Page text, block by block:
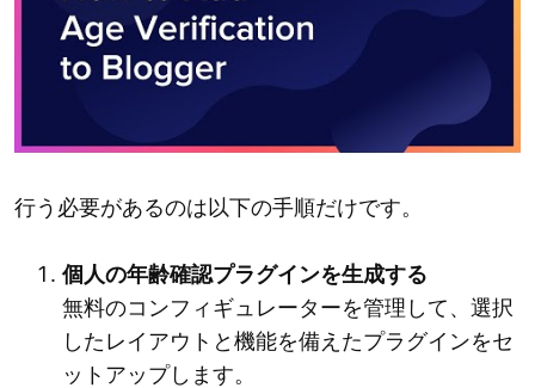
行う必要があるのは以下の手順だけです。
個人の年齢確認プラグインを生成する
無料のコンフィギュレーターを管理して、選択
したレイアウトと機能を備えたプラグインをセ
ットアップします。